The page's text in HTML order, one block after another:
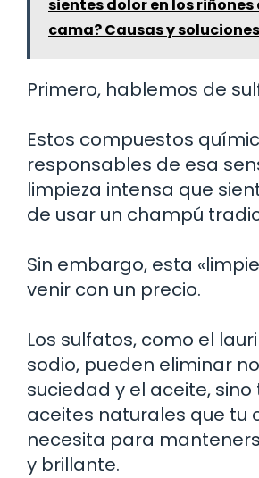
sientes dolor en los riñones
cama? Causas y soluciones
Primero, hablemos de
Estos compuestos
responsables de esa
limpieza intensa que
de usar un champú
Sin embargo, esta
venir con un precio.
Los sulfatos, como el
sodio, pueden eliminar
suciedad y el aceite,
aceites naturales que tu
necesita para
y brillante.